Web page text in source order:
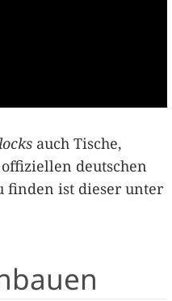
auch Tische,
deutschen
finden ist dieser unter